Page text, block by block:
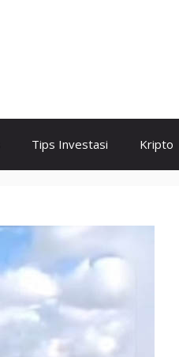
Tips Investasi Kripto